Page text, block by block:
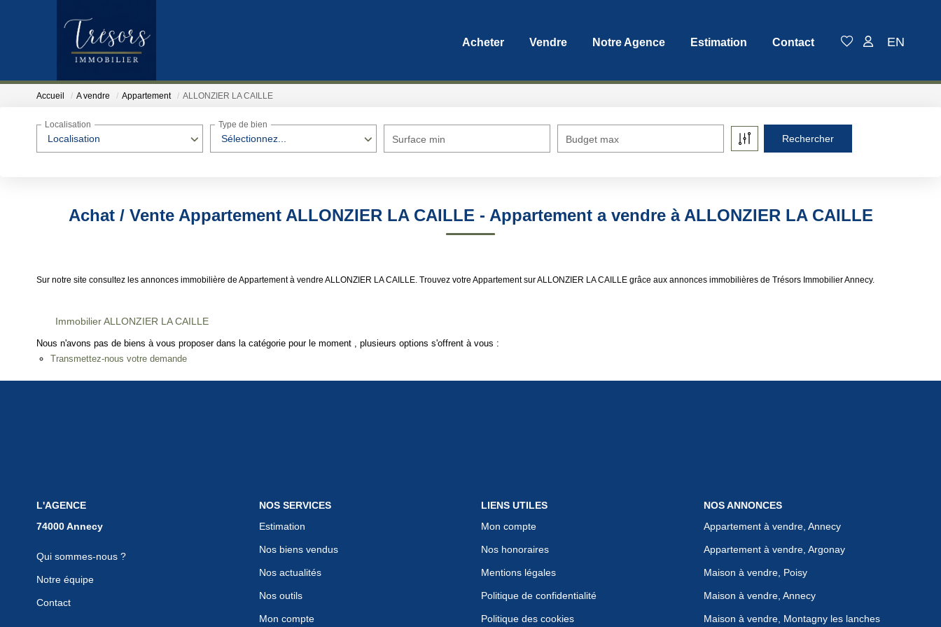
Acheter Vendre Notre Agence Estimation Contact EN
Accueil A vendre Appartement ALLONZIER LA CAILLE
Localisation
Localisation
Sélectionnez...
Type de bien
Surface min Budget max
Achat / Vente Appartement ALLONZIER LA CAILLE - Appartement a vendre à ALLONZIER LA CAILLE
Sur notre site consultez les annonces immobilière de Appartement à vendre ALLONZIER LA CAILLE. Trouvez votre Appartement sur ALLONZIER LA CAILLE grâce aux annonces immobilières de Trésors Immobilier Annecy.
Immobilier ALLONZIER LA CAILLE
Nous n'avons pas de biens à vous proposer dans la catégorie pour le moment , plusieurs options s'offrent à vous :
Transmettez-nous votre demande
L'AGENCE
Qui sommes-nous ?
Notre équipe
Contact
NOS SERVICES
Estimation
Nos biens vendus
Nos actualités
Nos outils
Mon compte
LIENS UTILES
Mon compte
Nos honoraires
Mentions légales
Politique de confidentialité
Politique des cookies
NOS ANNONCES
Appartement à vendre, Annecy
Appartement à vendre, Argonay
Maison à vendre, Poisy
Maison à vendre, Annecy
Maison à vendre, Montagny les lanches